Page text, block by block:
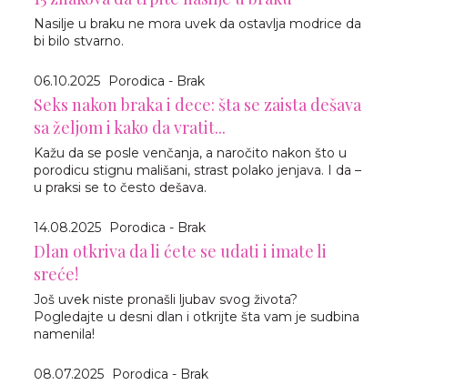
Nasilje u braku ne mora uvek da ostavlja modrice da
bi bilo stvarno.
06.10.2025 Porodica - Brak
Seks nakon braka i dece: šta se zaista dešava
sa željom i kako da vratit...
Kažu da se posle venčanja, a naročito nakon što u
porodicu stignu mališani, strast polako jenjava. I da –
u praksi se to često dešava.
14.08.2025 Porodica - Brak
Dlan otkriva da li ćete se udati i imate li
sreće!
Još uvek niste pronašli ljubav svog života?
Pogledajte u desni dlan i otkrijte šta vam je sudbina
namenila!
08.07.2025 Porodica - Brak